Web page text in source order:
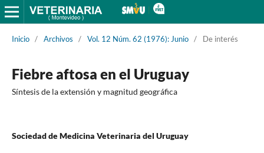
Inicio / Archivos / Vol. 12 Núm. 62 (1976): Junio / De interés
Fiebre aftosa en el Uruguay
Síntesis de la extensión y magnitud geográfica
Sociedad de Medicina Veterinaria del Uruguay